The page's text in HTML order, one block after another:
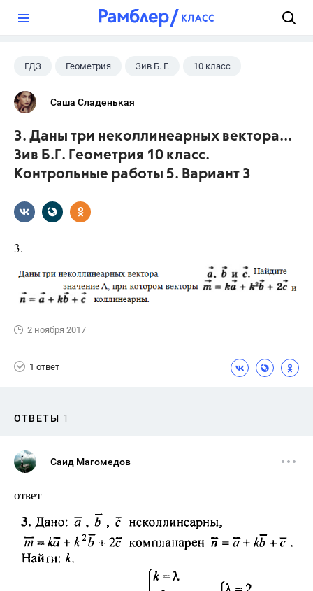
ГДЗ Геометрия Зив Б. Г. 10 класс
Саша Сладенькая
3. Даны три неколлинеарных вектора...
Зив Б.Г. Геометрия 10 класс.
Контрольные работы 5. Вариант 3
3.
2 ноября 2017
1 ответ
ОТВЕТЫ 1
Саид Магомедов
ответ